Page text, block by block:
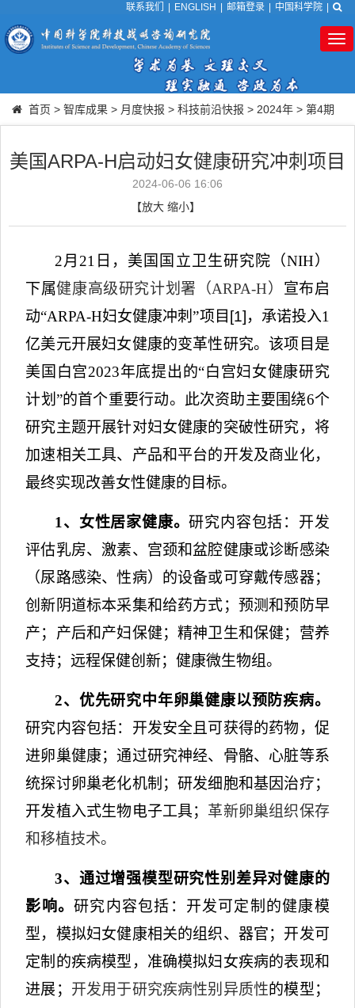
联系我们 ENGLISH 邮箱登录 中国科学院
首页 > 智库成果 > 月度快报 > 科技前沿快报 > 2024年 > 第4期
美国ARPA-H启动妇女健康研究冲刺项目
2024-06-06 16:06
【放大 缩小】
2月 21 日，美国国立卫生研究院（NIH）
下属健康高级研究计划署（ARPA-H） 宣布启
动“ARPA-H妇女健康冲刺”项目 [1] ，承诺投入1
亿美元开展妇女健康的变革性研究。该项目 是
美国白宫2023年底提出的“白宫妇女健康研究
计划”的首个重要行动。此次资助主要围绕6个
研究主题开展针对妇女健康的突破性研究，将
加速相关工具、产品和平台的开发及商业化，
最终实现改善女性健康的目标。
1 、女性居家健康。研究内容包括：开发
评估乳房、激素、宫颈和盆腔健康或诊断感染
（尿路感染、性病）的设备或可穿戴传感器；
创新阴道标本采集和给药方式；预测和预防早
产；产后和产妇保健；精神卫生和保健；营养
支持；远程保健创新；健康微生物组。
2、优先研究中年卵巢健康以预防疾病。
研究内容包括：开发安全且可获得的药物，促
进卵巢健康；通过研究神经、骨骼、心脏等系
统探讨卵巢老化机制；研发细胞和基因治疗；
开发植入式生物电子工具； 革新卵巢组织保存
和移植技术。
3、通过增强模型研究性别差异对健康的
影响。研究内容包括 ：开发可定制的健康模
型，模拟妇女健康相关的组织、器官；开发可
定制的疾病模型，准确模拟妇女疾病的表现和
进展； 开发用于研究疾病性别异质性的模型；